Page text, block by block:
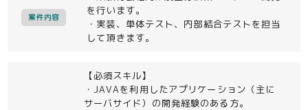
案件内容
を行います。
・実装、単体テスト、内部結合テストを担当
して頂きます。
【必須スキル】
・JAVAを利用したアプリケーション（主に
サーバサイド）の開発経験のある方。